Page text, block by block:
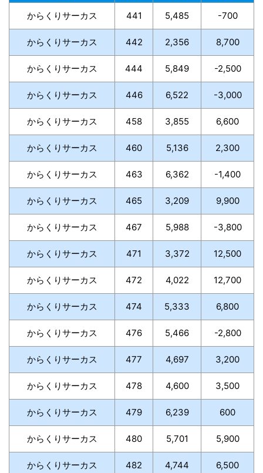
からくりサーカス 441 5,485 -700
からくりサーカス 442 2,356 8,700
からくりサーカス 444 5,849 -2,500
からくりサーカス 446 6,522 -3,000
からくりサーカス 458 3,855 6,600
からくりサーカス 460 5,136 2,300
からくりサーカス 463 6,362 -1,400
からくりサーカス 465 3,209 9,900
からくりサーカス 467 5,988 -3,800
からくりサーカス 471 3,372 12,500
からくりサーカス 472 4,022 12,700
からくりサーカス 474 5,333 6,800
からくりサーカス 476 5,466 -2,800
からくりサーカス 477 4,697 3,200
からくりサーカス 478 4,600 3,500
からくりサーカス 479 6,239 600
からくりサーカス 480 5,701 5,900
からくりサーカス 482 4,744 6,500